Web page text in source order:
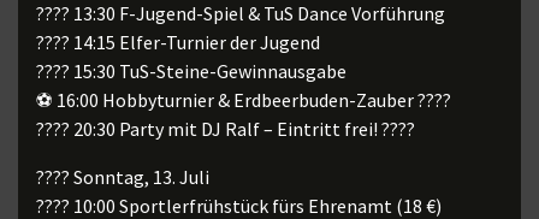
???? 13:30 F-Jugend-Spiel & TuS Dance Vorführung
???? 14:15 Elfer-Turnier der Jugend
???? 15:30 TuS-Steine-Gewinnausgabe
⚽ 16:00 Hobbyturnier & Erdbeerbuden-Zauber ????
???? 20:30 Party mit DJ Ralf – Eintritt frei! ????
???? Sonntag, 13. Juli
???? 10:00 Sportlerfrühstück fürs Ehrenamt (18 €)